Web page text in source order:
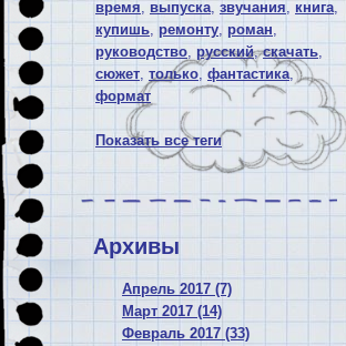
время, выпуска, звучания, книга,
купишь, ремонту, роман,
руководство, русский,скачать,
сюжет, только, фантастика,
формат
Показать все теги
Архивы
Апрель 2017 (7)
Март 2017 (14)
Февраль 2017 (33)